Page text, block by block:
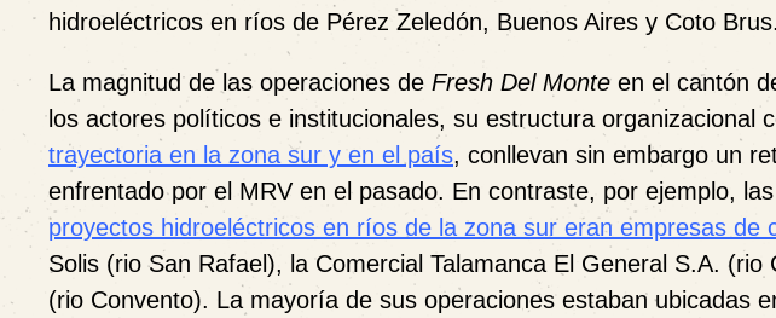
hidroeléctricos en ríos de Pérez Zeledón, Buenos Aires y Coto Brus.
La magnitud de las operaciones de Fresh Del Monteen el cantón
los actores políticos e institucionales, su estructura organizacional
trayectoria en la zona sur y en el país, conllevan sin embargo un
enfrentado por el MRV en el pasado. En contraste, por ejemplo,
proyectos hidroeléctricos en ríos de la zona sur eran empresas de
Solis (rio San Rafael), la Comercial Talamanca El General S.A.
(rio Convento). La mayoría de sus operaciones estaban ubicadas